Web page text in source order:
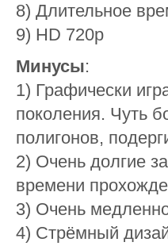
8) Длительное
9) HD 720p
Минусы:
1) Графически
поколения. Чуть
полигонов,
2) Очень долгие
времени
3) Очень
4) Стрёмный